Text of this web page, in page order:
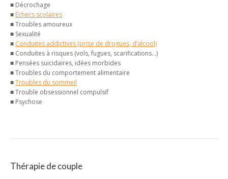
■ Décrochage
■ Échecs scolaires
■ Troubles amoureux
■ Sexualité
■ Conduites addictives (prise de drogues, d’alcool)
■ Conduites à risques (vols, fugues, scarifications…)
■ Pensées suicidaires, idées morbides
■ Troubles du comportement alimentaire
■Troubles du sommeil
■ Trouble obsessionnel compulsif
■ Psychose
Thérapie de couple